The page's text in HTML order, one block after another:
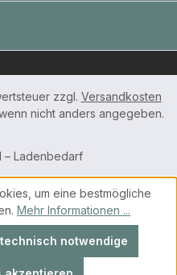
zzgl. Versandkosten
nicht anders angegeben.
– Ladenbedarf
um eine bestmögliche
Mehr Informationen ...
notwendige